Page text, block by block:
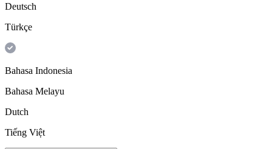
Deutsch
Türkçe
Bahasa Indonesia
Bahasa Melayu
Dutch
Tiếng Việt